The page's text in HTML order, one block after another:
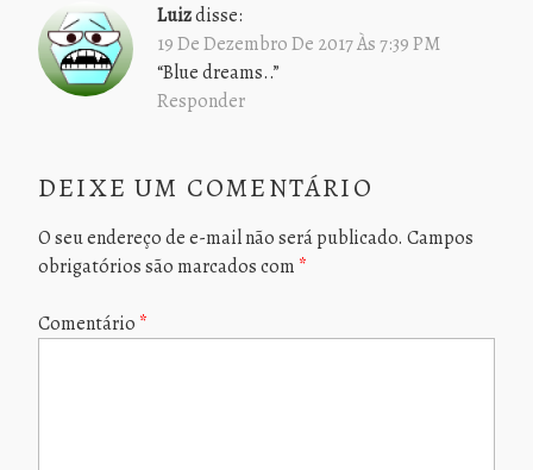
Luizdisse:
19 De Dezembro De 2017 Às 7:39 PM
“Blue dreams..”
Responder
DEIXE UM COMENTÁRIO
O seu endereço de e-mail não será publicado. Campos
obrigatórios são marcados com *
Comentário *